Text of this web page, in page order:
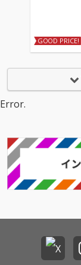
GOOD PRICE!
Error.